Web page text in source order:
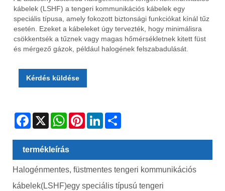
kábelek (LSHF) a tengeri kommunikációs kábelek egy
speciális típusa, amely fokozott biztonsági funkciókat kínál tűz
esetén. Ezeket a kábeleket úgy tervezték, hogy minimálisra
csökkentsék a tűznek vagy magas hőmérsékletnek kitett füst
és mérgező gázok, például halogének felszabadulását.
Kérdés küldése
Facebook
X WhatsAppPinterestLinkedIn
termékleírás
Halogénmentes, füstmentes tengeri kommunikációs
kábelek(LSHF)egy speciális típusú tengeri